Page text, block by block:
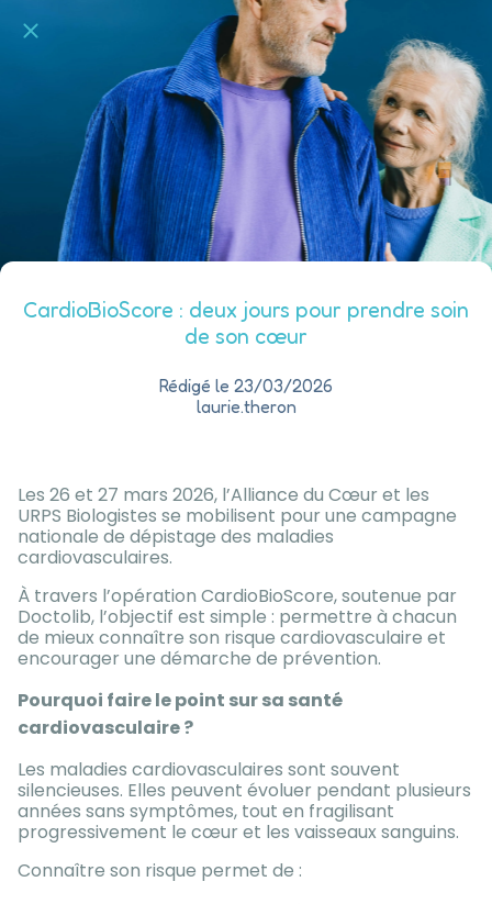
CardioBioScore : deux jours pour prendre soin
de son cœur
Rédigé le 23/03/2026
laurie.theron
Les 26 et 27 mars 2026, l’Alliance du Cœur et les
URPS Biologistes se mobilisent pour une campagne
nationale de dépistage des maladies
cardiovasculaires.
À travers l’opération CardioBioScore, soutenue par
Doctolib, l’objectif est simple : permettre à chacun
de mieux connaître son risque cardiovasculaire et
encourager une démarche de prévention.
Pourquoi faire le point sur sa santé
cardiovasculaire ?
Les maladies cardiovasculaires sont souvent
silencieuses. Elles peuvent évoluer pendant plusieurs
années sans symptômes, tout en fragilisant
progressivement le cœur et les vaisseaux sanguins.
Connaître son risque permet de :